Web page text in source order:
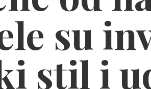
su
stil i